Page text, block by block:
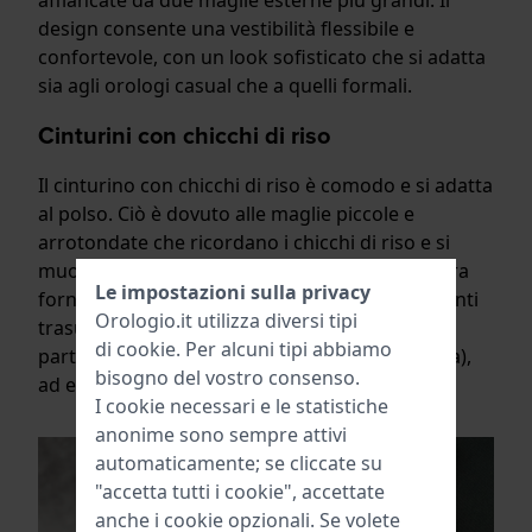
design consente una vestibilità flessibile e
confortevole, con un look sofisticato che si adatta
sia agli orologi casual che a quelli formali.
Cinturini con chicchi di riso
Il cinturino con chicchi di riso è comodo e si adatta
al polso. Ciò è dovuto alle maglie piccole e
arrotondate che ricordano i chicchi di riso e si
muovono individualmente l'una rispetto all'altra
fornendo grande flessibilità. Questi collegamenti
trasudano un'eleganza sottile che si adatta
particolarmente agli orologi di lusso (da donna),
ad esempio di Balmain o Certina.
Le impostazioni sulla privacy
Orologio.it utilizza diversi tipi
di cookie. Per alcuni tipi abbiamo
bisogno del vostro consenso.
I cookie necessari e le statistiche
anonime sono sempre attivi
automaticamente; se cliccate su
"accetta tutti i cookie", accettate
anche i cookie opzionali. Se volete